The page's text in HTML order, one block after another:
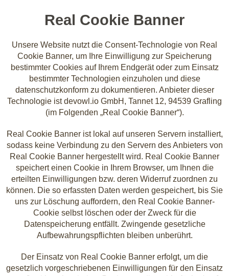
Real Cookie Banner
Unsere Website nutzt die Consent-Technologie von Real
Cookie Banner, um Ihre Einwilligung zur Speicherung
bestimmter Cookies auf Ihrem Endgerät oder zum Einsatz
bestimmter Technologien einzuholen und diese
datenschutzkonform zu dokumentieren. Anbieter dieser
Technologie ist devowl.io GmbH, Tannet 12, 94539 Grafling
(im Folgenden „Real Cookie Banner“).
Real Cookie Banner ist lokal auf unseren Servern installiert,
sodass keine Verbindung zu den Servern des Anbieters von
Real Cookie Banner hergestellt wird. Real Cookie Banner
speichert einen Cookie in Ihrem Browser, um Ihnen die
erteilten Einwilligungen bzw. deren Widerruf zuordnen zu
können. Die so erfassten Daten werden gespeichert, bis Sie
uns zur Löschung auffordern, den Real Cookie Banner-
Cookie selbst löschen oder der Zweck für die
Datenspeicherung entfällt. Zwingende gesetzliche
Aufbewahrungspflichten bleiben unberührt.
Der Einsatz von Real Cookie Banner erfolgt, um die
gesetzlich vorgeschriebenen Einwilligungen für den Einsatz